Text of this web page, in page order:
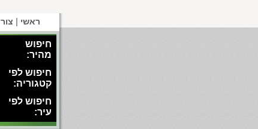
ראשי |
חיפוש
מהיר:
חיפוש לפי
קטגוריה:
חיפוש לפי
עיר: